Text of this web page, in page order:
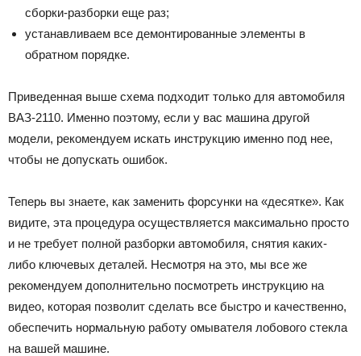
сборки-разборки еще раз;
устанавливаем все демонтированные элементы в
обратном порядке.
Приведенная выше схема подходит только для автомобиля
ВАЗ-2110. Именно поэтому, если у вас машина другой
модели, рекомендуем искать инструкцию именно под нее,
чтобы не допускать ошибок.
Теперь вы знаете, как заменить форсунки на «десятке». Как
видите, эта процедура осуществляется максимально просто
и не требует полной разборки автомобиля, снятия каких-
либо ключевых деталей. Несмотря на это, мы все же
рекомендуем дополнительно посмотреть инструкцию на
видео, которая позволит сделать все быстро и качественно,
обеспечить нормальную работу омывателя лобового стекла
на вашей машине.